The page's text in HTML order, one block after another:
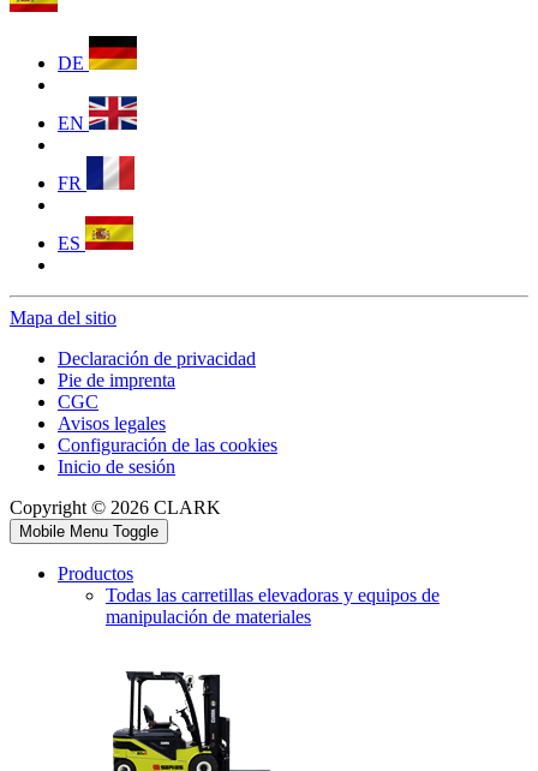
DE
EN
FR
ES
Mapa del sitio
Declaración de privacidad
Pie de imprenta
CGC
Avisos legales
Configuración de las cookies
Inicio de sesión
Copyright © 2026 CLARK
Mobile Menu Toggle
Productos
Todas las carretillas elevadoras y equipos de
manipulación de materiales